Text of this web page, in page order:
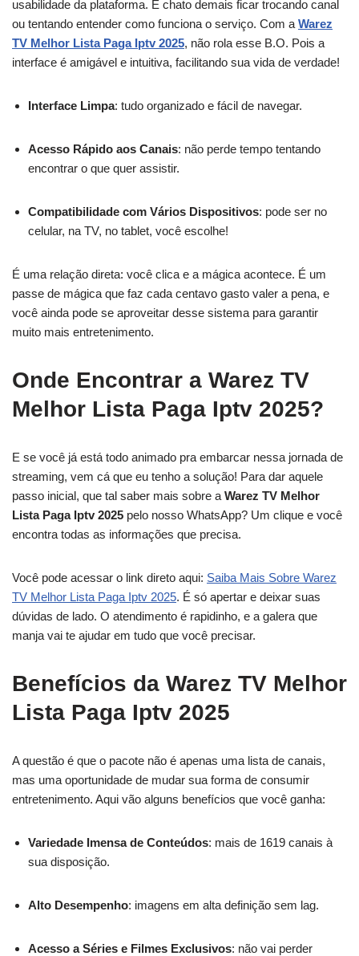
usabilidade da plataforma. É chato demais ficar trocando canal
ou tentando entender como funciona o serviço. Com a Warez
TV Melhor Lista Paga Iptv 2025, não rola esse B.O. Pois a
interface é amigável e intuitiva, facilitando sua vida de verdade!
Interface Limpa: tudo organizado e fácil de navegar.
Acesso Rápido aos Canais: não perde tempo tentando
encontrar o que quer assistir.
Compatibilidade com Vários Dispositivos: pode ser no
celular, na TV, no tablet, você escolhe!
É uma relação direta: você clica e a mágica acontece. É um
passe de mágica que faz cada centavo gasto valer a pena, e
você ainda pode se aproveitar desse sistema para garantir
muito mais entretenimento.
Onde Encontrar a Warez TV
Melhor Lista Paga Iptv 2025?
E se você já está todo animado pra embarcar nessa jornada de
streaming, vem cá que eu tenho a solução! Para dar aquele
passo inicial, que tal saber mais sobre a Warez TV Melhor
Lista Paga Iptv 2025 pelo nosso WhatsApp? Um clique e você
encontra todas as informações que precisa.
Você pode acessar o link direto aqui: Saiba Mais Sobre Warez
TV Melhor Lista Paga Iptv 2025. É só apertar e deixar suas
dúvidas de lado. O atendimento é rapidinho, e a galera que
manja vai te ajudar em tudo que você precisar.
Benefícios da Warez TV Melhor
Lista Paga Iptv 2025
A questão é que o pacote não é apenas uma lista de canais,
mas uma oportunidade de mudar sua forma de consumir
entretenimento. Aqui vão alguns benefícios que você ganha:
Variedade Imensa de Conteúdos: mais de 1619 canais à
sua disposição.
Alto Desempenho: imagens em alta definição sem lag.
Acesso a Séries e Filmes Exclusivos: não vai perder